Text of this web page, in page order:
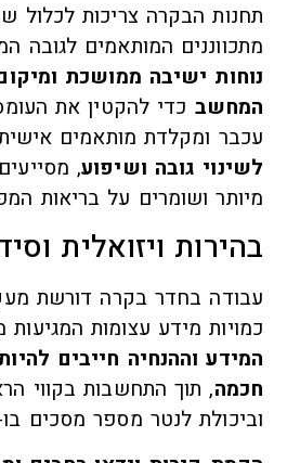
תחנות הבקרה צריכות לכלול
מתכווננים המותאמים לגובה
נוחות ישיבה ממושכת
המחשב כדי להקטין את
עכבר ומקלדת מותאמים
לשינוי גובה ושיפוע,
מיותר ושומרים על בריאות
בהירות ויזואלית
עבודה בחדר בקרה דורשת
כמויות מידע עצומות המגיעות
המידע וההנחיה חייבים
חכמה, תוך התחשבות בקווי
וביכולת לנטר מספר מסכים